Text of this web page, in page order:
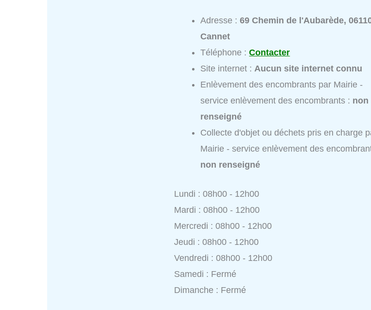
Adresse :69 Chemin de l'Aubarède,
Cannet
Téléphone :Contacter
Site internet : Aucun site internet connu
Enlèvement des encombrants par Mairie -
service enlèvement des encombrants : non
renseigné
Collecte d'objet ou déchets pris en charge
Mairie - service enlèvement des
non renseigné
Lundi : 08h00 - 12h00
Mardi : 08h00 - 12h00
Mercredi : 08h00 - 12h00
Jeudi : 08h00 - 12h00
Vendredi : 08h00 - 12h00
Samedi : Fermé
Dimanche : Fermé